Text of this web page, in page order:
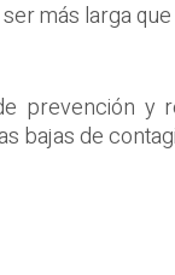
más larga
prevención
bajas de